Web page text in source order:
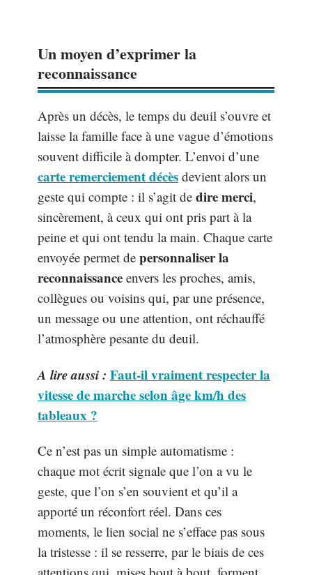
Un moyen d’exprimer la
reconnaissance
Après un décès, le temps du deuil s’ouvre et
laisse la famille face à une vague d’émotions
souvent difficile à dompter. L’envoi d’une
carte remerciement décès devient alors un
geste qui compte : il s’agit de dire merci,
sincèrement, à ceux qui ont pris part à la
peine et qui ont tendu la main. Chaque carte
envoyée permet de personnaliser la
reconnaissance envers les proches, amis,
collègues ou voisins qui, par une présence,
un message ou une attention, ont réchauffé
l’atmosphère pesante du deuil.
A lire aussi : Faut-il vraiment respecter la
vitesse de marche selon âge km/h des
tableaux ?
Ce n’est pas un simple automatisme :
chaque mot écrit signale que l’on a vu le
geste, que l’on s’en souvient et qu’il a
apporté un réconfort réel. Dans ces
moments, le lien social ne s’efface pas sous
la tristesse : il se resserre, par le biais de ces